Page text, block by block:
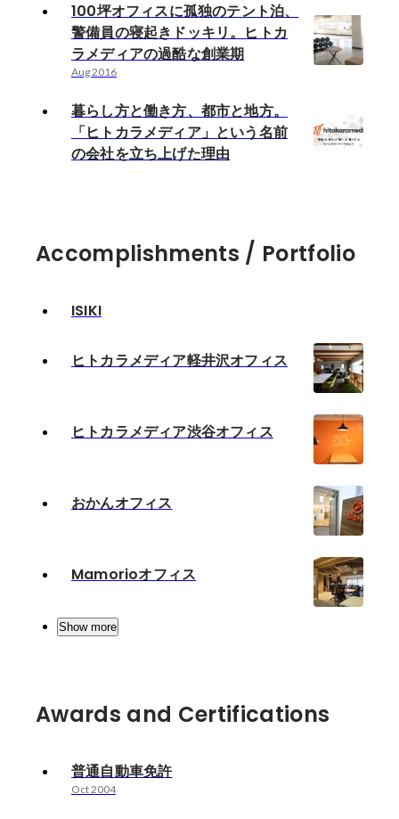
100坪オフィスに孤独のテント泊、
警備員の寝起きドッキリ。ヒトカ
ラメディアの過酷な創業期
Aug 2016
暮らし方と働き方、都市と地方。
「ヒトカラメディア」という名前
の会社を立ち上げた理由
Accomplishments / Portfolio
ISIKI
ヒトカラメディア軽井沢オフィス
ヒトカラメディア渋谷オフィス
おかんオフィス
Mamorioオフィス
Show more
Awards and Certifications
普通自動車免許
Oct 2004